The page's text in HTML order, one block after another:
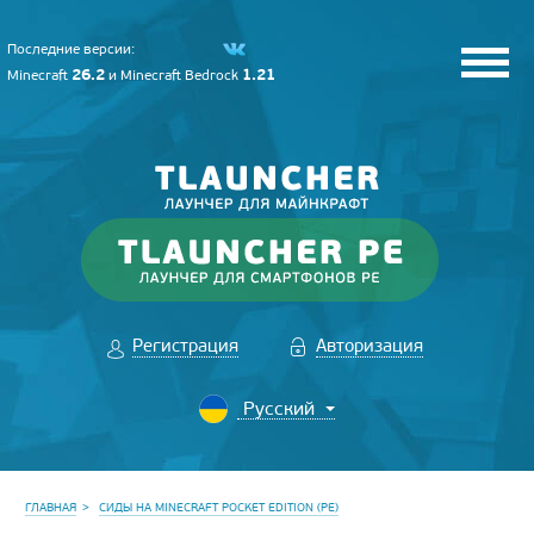
Последние версии:
Minecraft 26.2 и Minecraft Bedrock 1.21
Регистрация Авторизация
ГЛАВНАЯ СИДЫ НА MINECRAFT POCKET EDITION (PE)